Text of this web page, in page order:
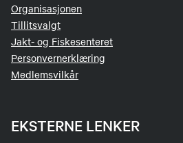
Organisasjonen
Tillitsvalgt
Jakt- og Fiskesenteret
Personvernerklæring
Medlemsvilkår
EKSTERNE LENKER